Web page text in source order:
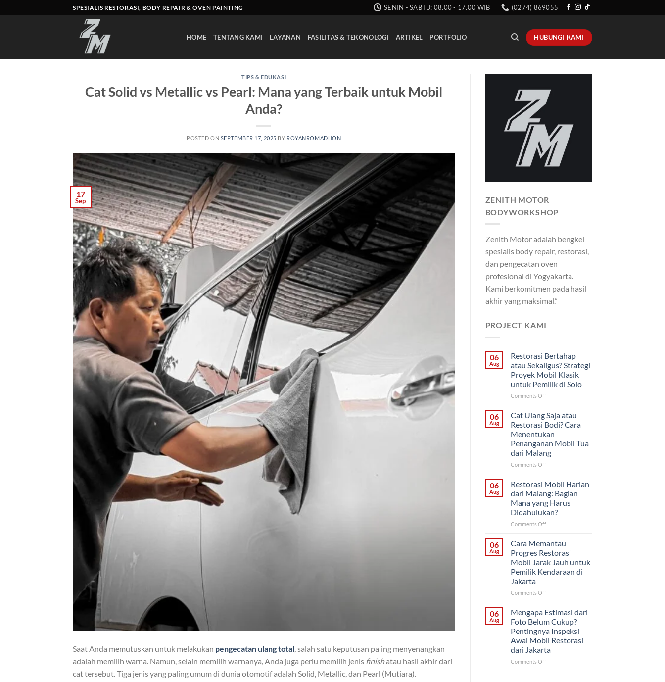
to
SPESIALIS RESTORASI, BODY REPAIR & OVEN PAINTING SENIN - SABTU: 08.00 - 17.00 WIB (0274) 869055
HOME TENTANG KAMI LAYANAN FASILITAS & TEKONOLOGI ARTIKEL PORTFOLIO HUBUNGI KAMI
TIPS & EDUKASI
Cat Solid vs Metallic vs Pearl: Mana yang Terbaik untuk Mobil
Anda?
POSTED ON SEPTEMBER 17, 2025 BY ROYANROMADHON
17
Sep
Saat Anda memutuskan untuk melakukan pengecatan ulang total, salah satu keputusan paling menyenangkan
adalah memilih warna. Namun, selain memilih warnanya, Anda juga perlu memilih jenis finishatau hasil akhir dari
cat tersebut. Tiga jenis yang paling umum di dunia otomotif adalah Solid, Metallic, dan Pearl (Mutiara).
ZENITH MOTOR
BODYWORKSHOP
Zenith Motor adalah bengkel
spesialis body repair, restorasi,
dan pengecatan oven
profesional di Yogyakarta.
Kami berkomitmen pada hasil
akhir yang maksimal.”
PROJECT KAMI
06
Aug
Restorasi Bertahap
atau Sekaligus? Strategi
Proyek Mobil Klasik
untuk Pemilik di Solo
Comments Offon
Bertahap
atau
Sekaligus?
Strategi
Proyek
Mobil
Klasik
di
Solo
06
Aug
Cat Ulang Saja atau
Restorasi Bodi? Cara
Menentukan
Penanganan Mobil Tua
dari Malang
Comments Offon
Ulang
Saja
atau
Restorasi
Bodi?
Cara
Mobil
Tua
dari
Malang
06
Aug
Restorasi Mobil Harian
dari Malang: Bagian
Mana yang Harus
Didahulukan?
Comments Offon
Mobil
Harian
dari
Malang:
Bagian
yang
06
Aug
Cara Memantau
Progres Restorasi
Mobil Jarak Jauh untuk
Pemilik Kendaraan di
Jakarta
Comments Offon
Memantau
Progres
Restorasi
Mobil
Jarak
Jauh
untuk
06
Aug
Mengapa Estimasi dari
Foto Belum Cukup?
Pentingnya Inspeksi
Awal Mobil Restorasi
dari Jakarta
Comments Offon